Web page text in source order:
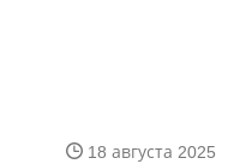
18 августа 2025